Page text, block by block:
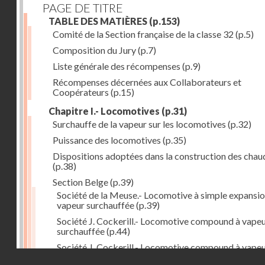
PAGE DE TITRE
TABLE DES MATIÈRES (p.153)
Comité de la Section française de la classe 32 (p.5)
Composition du Jury(p.7)
Liste générale des récompenses (p.9)
Récompenses décernées aux Collaborateurs et
Coopérateurs (p.15)
Chapitre I.- Locomotives (p.31)
Surchauffe de la vapeur sur les locomotives (p.32)
Puissance des locomotives (p.35)
Dispositions adoptées dans la construction des
(p.38)
Section Belge(p.39)
Société de la Meuse.- Locomotive à simple
vapeur surchauffée(p.39)
Société J. Cockerill.- Locomotive compound à
surchauffée(p.44)
Société J. Cockerill.- Locomotive compound à